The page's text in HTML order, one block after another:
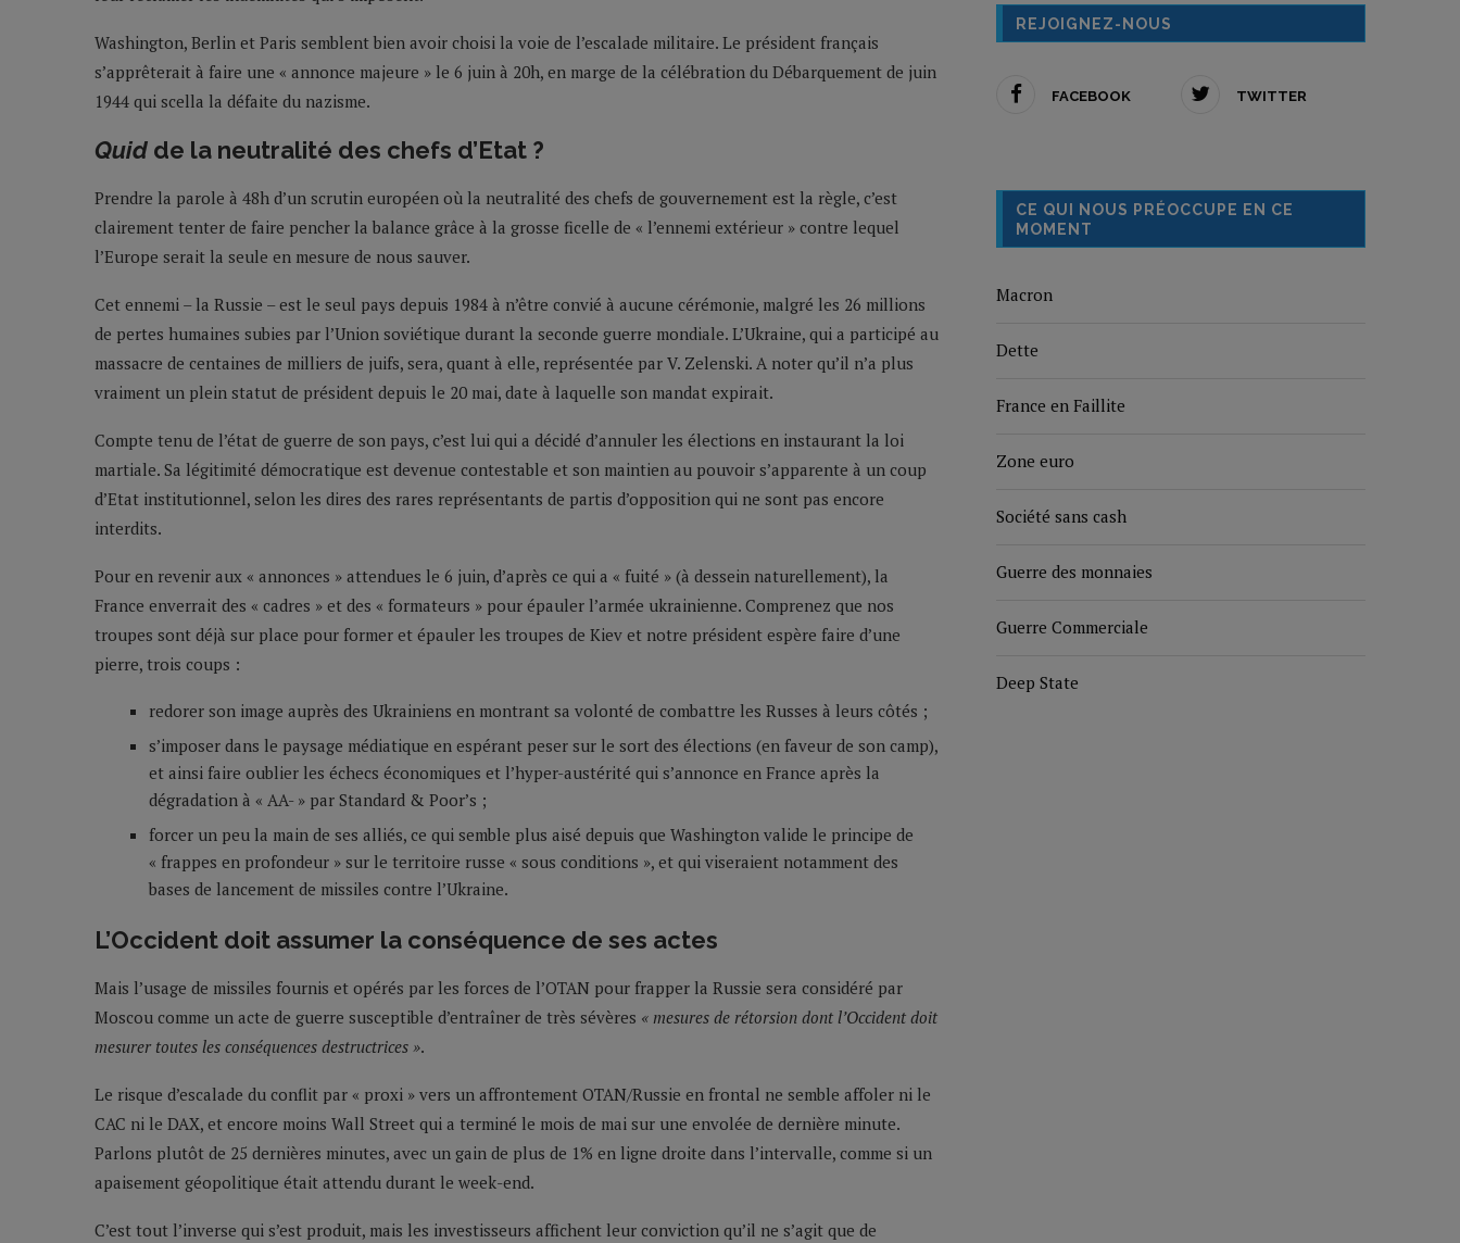
Washington, Berlin et Paris semblent bien avoir choisi la voie de l’escalade militaire. Le président français
s’apprêterait à faire une « annonce majeure » le 6 juin à 20h, en marge de la célébration du Débarquement de juin
1944 qui scella la défaite du nazisme.
Quid de la neutralité des chefs d’Etat ?
Prendre la parole à 48h d’un scrutin européen où la neutralité des chefs de gouvernement est la règle, c’est
clairement tenter de faire pencher la balance grâce à la grosse ficelle de « l’ennemi extérieur » contre lequel
l’Europe serait la seule en mesure de nous sauver.
Cet ennemi – la Russie – est le seul pays depuis 1984 à n’être convié à aucune cérémonie, malgré les 26 millions
de pertes humaines subies par l’Union soviétique durant la seconde guerre mondiale. L’Ukraine, qui a participé au
massacre de centaines de milliers de juifs, sera, quant à elle, représentée par V. Zelenski. A noter qu’il n’a plus
vraiment un plein statut de président depuis le 20 mai, date à laquelle son mandat expirait.
Compte tenu de l’état de guerre de son pays, c’est lui qui a décidé d’annuler les élections en instaurant la loi
martiale. Sa légitimité démocratique est devenue contestable et son maintien au pouvoir s’apparente à un coup
d’Etat institutionnel, selon les dires des rares représentants de partis d’opposition qui ne sont pas encore
interdits.
Pour en revenir aux « annonces » attendues le 6 juin, d’après ce qui a « fuité » (à dessein naturellement), la
France enverrait des « cadres » et des « formateurs » pour épauler l’armée ukrainienne. Comprenez que nos
troupes sont déjà sur place pour former et épauler les troupes de Kiev et notre président espère faire d’une
pierre, trois coups :
redorer son image auprès des Ukrainiens en montrant sa volonté de combattre les Russes à leurs côtés ;
s’imposer dans le paysage médiatique en espérant peser sur le sort des élections (en faveur de son camp),
et ainsi faire oublier les échecs économiques et l’hyper-austérité qui s’annonce en France après la
dégradation à « AA- » par Standard & Poor’s ;
forcer un peu la main de ses alliés, ce qui semble plus aisé depuis que Washington valide le principe de
« frappes en profondeur » sur le territoire russe « sous conditions », et qui viseraient notamment des
bases de lancement de missiles contre l’Ukraine.
L’Occident doit assumer la conséquence de ses actes
Mais l’usage de missiles fournis et opérés par les forces de l’OTAN pour frapper la Russie sera considéré par
Moscou comme un acte de guerre susceptible d’entraîner de très sévères « mesures de rétorsion dont l’Occident doit
mesurer toutes les conséquences destructrices ».
Le risque d’escalade du conflit par « proxi » vers un affrontement OTAN/Russie en frontal ne semble affoler ni le
CAC ni le DAX, et encore moins Wall Street qui a terminé le mois de mai sur une envolée de dernière minute.
Parlons plutôt de 25 dernières minutes, avec un gain de plus de 1% en ligne droite dans l’intervalle, comme si un
apaisement géopolitique était attendu durant le week-end.
C’est tout l’inverse qui s’est produit, mais les investisseurs affichent leur conviction qu’il ne s’agit que de
REJOIGNEZ-NOUS
FACEBOOK TWITTER
CE QUI NOUS PRÉOCCUPE EN CE
MOMENT
Macron
Dette
France en Faillite
Zone euro
Société sans cash
Guerre des monnaies
Guerre Commerciale
Deep State